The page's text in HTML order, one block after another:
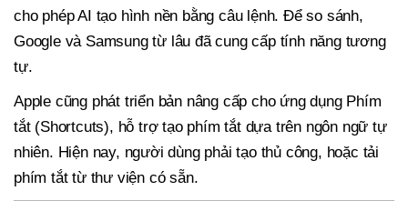
cho phép AI tạo hình nền bằng câu lệnh. Để so sánh,
Google và Samsung từ lâu đã cung cấp tính năng tương
tự.
Apple cũng phát triển bản nâng cấp cho ứng dụng Phím
tắt (Shortcuts), hỗ trợ tạo phím tắt dựa trên ngôn ngữ tự
nhiên. Hiện nay, người dùng phải tạo thủ công, hoặc tải
phím tắt từ thư viện có sẵn.